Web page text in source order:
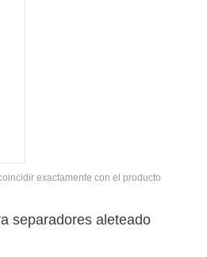
exactamente con el producto
separadores aleteado